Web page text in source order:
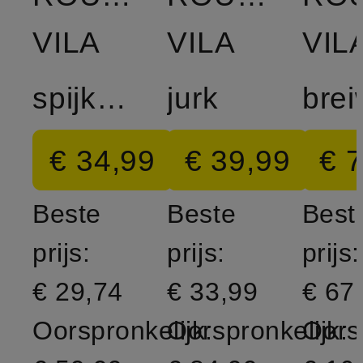
VILA
spijkerrok
€ 34,99
Beste
prijs:
€ 29,74
Oorspronkelijk:
VILA
jurk
€ 39,99
Beste
prijs:
€ 33,99
Oorspronkelijk:
€
prijs:
€